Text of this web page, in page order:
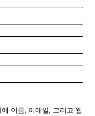
이름, 이메일, 그리고 웹